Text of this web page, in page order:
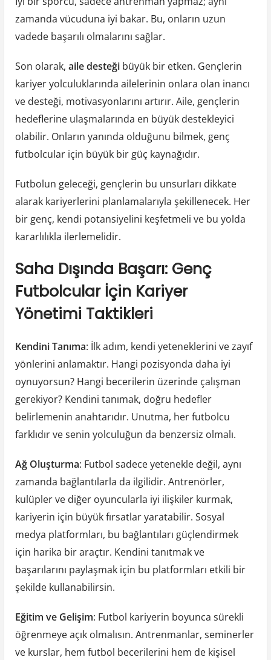
zamanda vücuduna iyi bakar. Bu, onların uzun
vadede başarılı olmalarını sağlar.
Son olarak, aile desteğibüyük bir etken. Gençlerin
kariyer yolculuklarında ailelerinin onlara olan inancı
ve desteği, motivasyonlarını artırır. Aile, gençlerin
hedeflerine ulaşmalarında en büyük destekleyici
olabilir. Onların yanında olduğunu bilmek, genç
futbolcular için büyük bir güç kaynağıdır.
Futbolun geleceği, gençlerin bu unsurları dikkate
alarak kariyerlerini planlamalarıyla şekillenecek. Her
bir genç, kendi potansiyelini keşfetmeli ve bu yolda
kararlılıkla ilerlemelidir.
Saha Dışında Başarı: Genç
Futbolcular İçin Kariyer
Yönetimi Taktikleri
Kendini Tanıma: İlk adım, kendi yeteneklerini ve zayıf
yönlerini anlamaktır. Hangi pozisyonda daha iyi
oynuyorsun? Hangi becerilerin üzerinde çalışman
gerekiyor? Kendini tanımak, doğru hedefler
belirlemenin anahtarıdır. Unutma, her futbolcu
farklıdır ve senin yolculuğun da benzersiz olmalı.
Ağ Oluşturma: Futbol sadece yetenekle değil, aynı
zamanda bağlantılarla da ilgilidir. Antrenörler,
kulüpler ve diğer oyuncularla iyi ilişkiler kurmak,
kariyerin için büyük fırsatlar yaratabilir. Sosyal
medya platformları, bu bağlantıları güçlendirmek
için harika bir araçtır. Kendini tanıtmak ve
başarılarını paylaşmak için bu platformları etkili bir
şekilde kullanabilirsin.
Eğitim ve Gelişim: Futbol kariyerin boyunca sürekli
öğrenmeye açık olmalısın. Antrenmanlar, seminerler
ve kurslar, hem futbol becerilerini hem de kişisel